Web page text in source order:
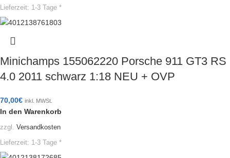
Lieferzeit: 1-3 Tage *
Minichamps 155062220 Porsche 911 GT3 RS
4.0 2011 schwarz 1:18 NEU + OVP
70,00€ inkl. MWSt.
In den Warenkorb
zzgl. Versandkosten
Lieferzeit: 1-3 Tage *